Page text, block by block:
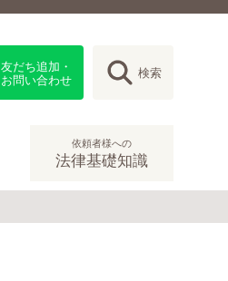
友だち追加・
お問い合わせ 検索
依頼者様への
法律基礎知識